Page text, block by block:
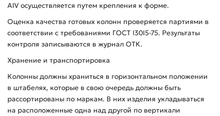
АIV осуществляется путем крепления к форме.
Оценка качества готовых колонн проверяется партиями в
соответствии с требованиями ГОСТ I30I5-75. Результаты
контроля записываются в журнал ОТК.
Хранение и транспортировка
Колонны должны храниться в горизонтальном положении
в штабелях, которые в свою очередь должны быть
рассортированы по маркам. В них изделия укладываться
на расположенные одна над другой по вертикали